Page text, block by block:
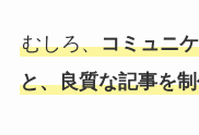
むしろ、コミュニ
と、良質な記事を